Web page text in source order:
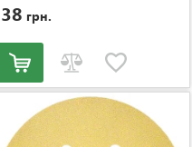
38 грн.